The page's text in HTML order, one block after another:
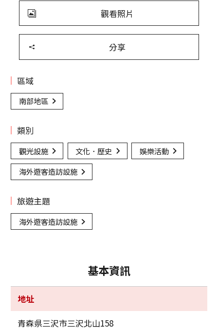
觀看照片
分享
區域
南部地區
類別
觀光設施 文化．歷史
娛樂活動
海外遊客造訪設施
旅遊主題
海外遊客造訪設施
基本資訊
地址
青森県三沢市三沢北山158